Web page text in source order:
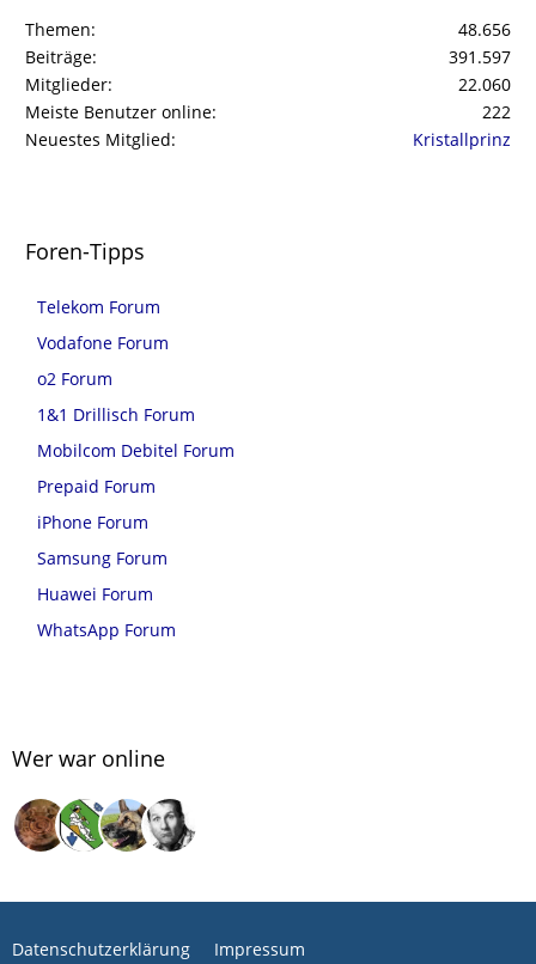
Themen
48.656
Beiträge
391.597
Mitglieder
22.060
Meiste Benutzer online
222
Neuestes Mitglied
Kristallprinz
Foren-Tipps
Telekom Forum
Vodafone Forum
o2 Forum
1&1 Drillisch Forum
Mobilcom Debitel Forum
Prepaid Forum
iPhone Forum
Samsung Forum
Huawei Forum
WhatsApp Forum
Wer war online
Datenschutzerklärung Impressum